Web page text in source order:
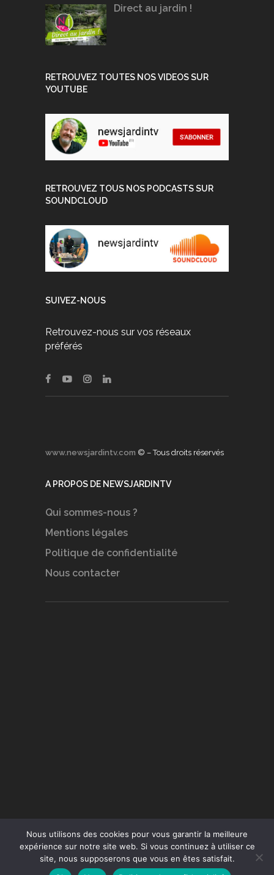
Direct au jardin !
RETROUVEZ TOUTES NOS VIDEOS SUR
YOUTUBE
RETROUVEZ TOUS NOS PODCASTS SUR
SOUNDCLOUD
SUIVEZ-NOUS
Retrouvez-nous sur vos réseaux
préférés
www.newsjardintv.com © – Tous droits réservés
A PROPOS DE NEWSJARDINTV
Qui sommes-nous ?
Mentions légales
Politique de confidentialité
Nous contacter
Nous utilisons des cookies pour vous garantir la meilleure
expérience sur notre site web. Si vous continuez à utiliser ce
site, nous supposerons que vous en êtes satisfait.